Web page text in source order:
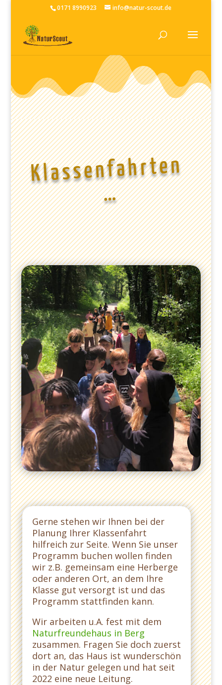
0171 8990923 info@natur-scout.de
Klassenfahrten
…
Gerne stehen wir Ihnen bei der
Planung Ihrer Klassenfahrt
hilfreich zur Seite. Wenn Sie unser
Programm buchen wollen finden
wir z.B. gemeinsam eine Herberge
oder anderen Ort, an dem Ihre
Klasse gut versorgt ist und das
Programm stattfinden kann.
Wir arbeiten u.A. fest mit dem
Naturfreundehaus in Berg
zusammen. Fragen Sie doch zuerst
dort an, das Haus ist wunderschön
in der Natur gelegen und hat seit
2022 eine neue Leitung.